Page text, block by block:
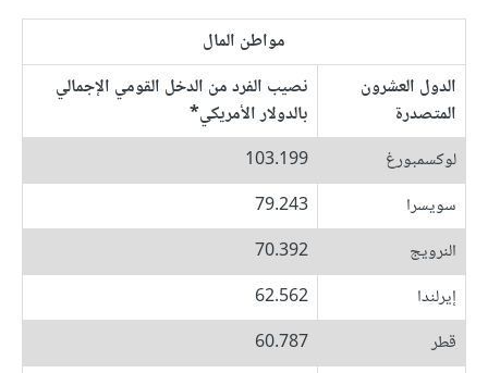
مواطن المال
الدول العشرون
المتصدرة
نصيب الفرد من الدخل القومي الإجمالي
بالدولار الأمريكي*
لوكسمبورغ
103.199
سويسرا
79.243
النرويج
70.392
إيرلندا
62.562
قطر
60.787